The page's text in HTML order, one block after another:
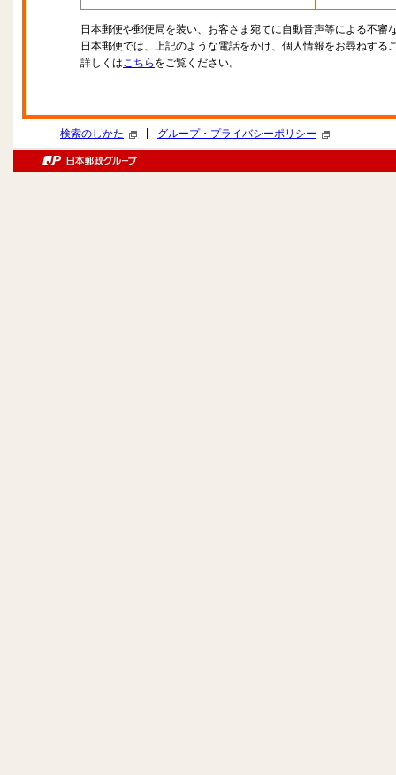
日本郵便や郵便局を装い、お客さま宛てに自動音声等による不審
日本郵便では、上記のような電話をかけ、個人情報をお尋ねする
詳しくはこちら をご覧ください。
検索のしかた グループ・プライバシーポリシー